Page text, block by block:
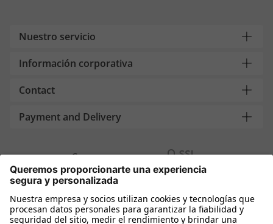
Nuestro servicio
Información corporativa
Contact
Payment and Delivery
Compra segura con
Más tiendas online